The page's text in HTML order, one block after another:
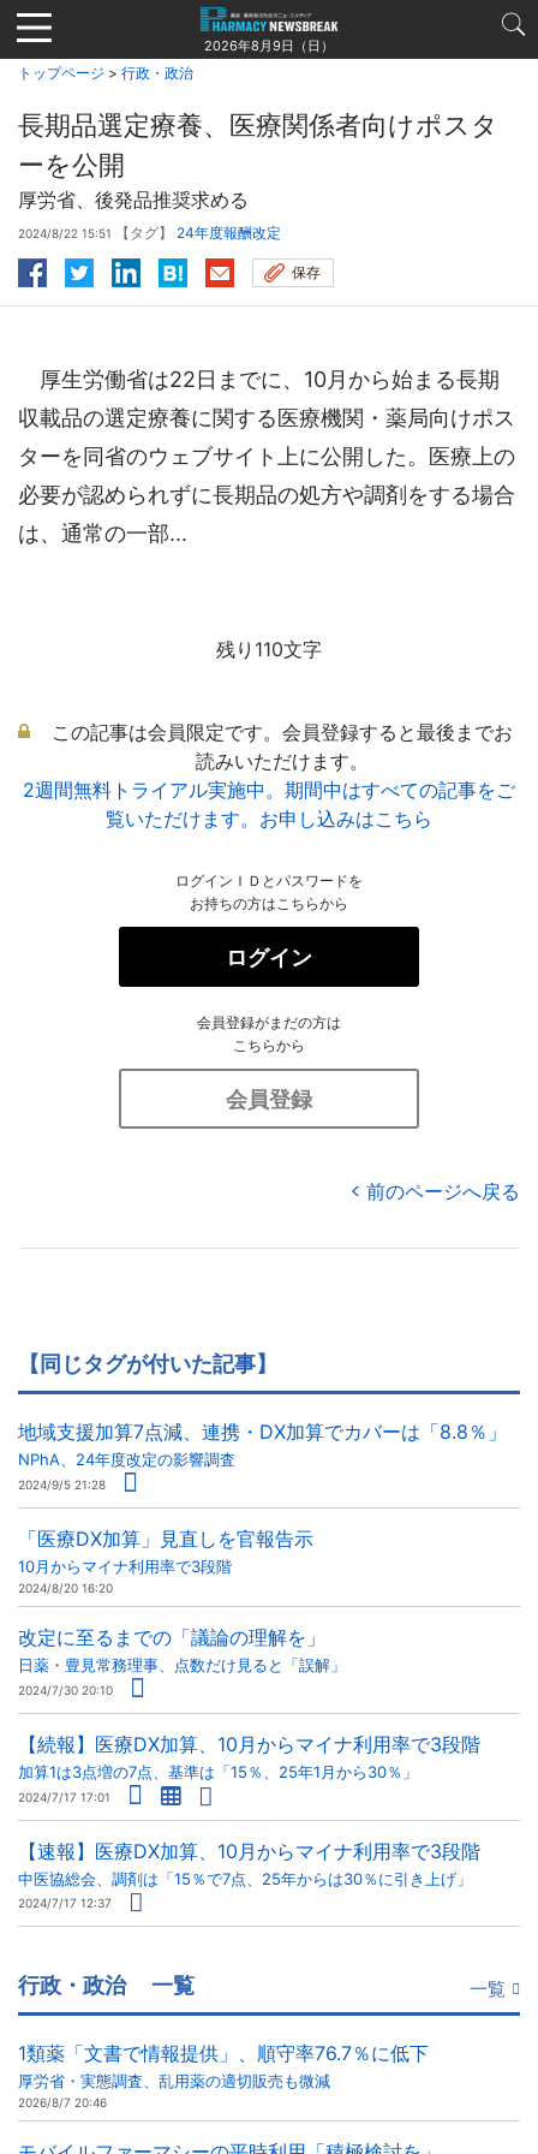
Jump
to
navigation
2026年8月9日（日）
トップページ > 行政・政治
長期品選定療養、医療関係者向けポスタ
ーを公開
厚労省、後発品推奨求める
2024/8/22 15:51 【タグ】 24年度報酬改定
保存
厚生労働省は22日までに、10月から始まる長期
収載品の選定療養に関する医療機関・薬局向けポス
ターを同省のウェブサイト上に公開した。医療上の
必要が認められずに長期品の処方や調剤をする場合
は、通常の一部...
残り110文字
この記事は会員限定です。会員登録すると最後までお
読みいただけます。
2週間無料トライアル実施中。期間中はすべての記事をご
覧いただけます。お申し込みはこちら
ログインＩＤとパスワードを
お持ちの方はこちらから
ログイン
会員登録がまだの方は
こちらから
会員登録
前のページへ戻る
【同じタグが付いた記事】
地域支援加算7点減、連携・DX加算でカバーは「8.8％」
NPhA、24年度改定の影響調査
2024/9/5 21:28
「医療DX加算」見直しを官報告示
10月からマイナ利用率で3段階
2024/8/20 16:20
改定に至るまでの「議論の理解を」
日薬・豊見常務理事、点数だけ見ると「誤解」
2024/7/30 20:10
【続報】医療DX加算、10月からマイナ利用率で3段階
加算1は3点増の7点、基準は「15％、25年1月から30％」
2024/7/17 17:01
【速報】医療DX加算、10月からマイナ利用率で3段階
中医協総会、調剤は「15％で7点、25年からは30％に引き上げ」
2024/7/17 12:37
行政・政治 一覧 一覧
1類薬「文書で情報提供」、順守率76.7％に低下
厚労省・実態調査、乱用薬の適切販売も微減
2026/8/7 20:46